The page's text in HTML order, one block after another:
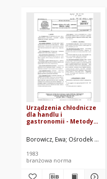
Urządzenia chłodnicze
dla handlu i
gastronomii - Metody
wymiarów powierzchni
i pojemności BN-
Borowicz, Ewa Ośrodek
1983
branżowa norma